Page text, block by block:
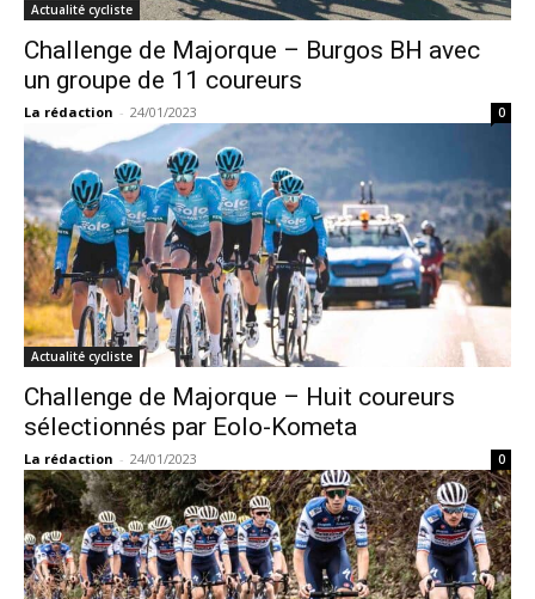
Actualité cycliste
Challenge de Majorque – Burgos BH avec
un groupe de 11 coureurs
La rédaction - 24/01/2023 0
Actualité cycliste
Challenge de Majorque – Huit coureurs
sélectionnés par Eolo-Kometa
La rédaction - 24/01/2023 0